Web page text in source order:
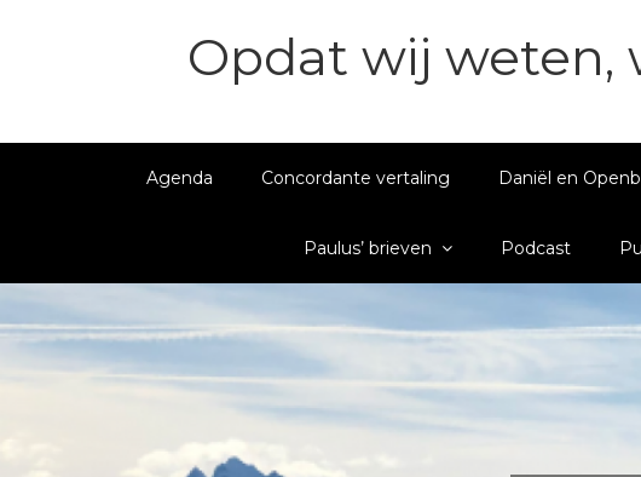
Opdat wij weten,
Agenda Concordante vertaling Daniël en
Paulus’ brieven Podcast